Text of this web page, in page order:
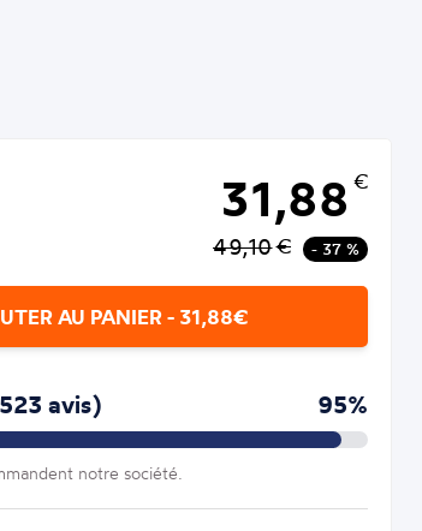
31,88 €
49,10€ - 37 %
AU PANIER - 31,88€
avis) 95%
notre société.